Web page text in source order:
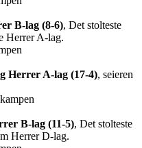
B-lag (8-6), Det stolteste
Herrer A-lag.
Herrer A-lag (17-4), seieren
B-lag (11-5), Det stolteste
Herrer D-lag.